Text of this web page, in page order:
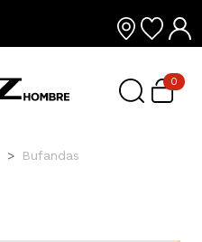
0
Bufandas